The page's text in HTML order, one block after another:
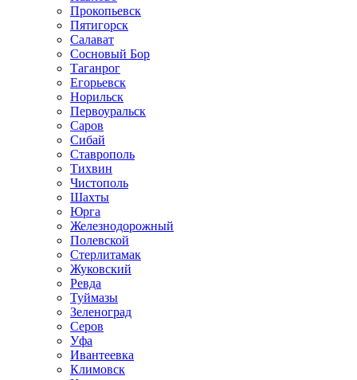
Прокопьевск
Пятигорск
Салават
Сосновый Бор
Таганрог
Егорьевск
Норильск
Первоуральск
Саров
Сибай
Ставрополь
Тихвин
Чистополь
Шахты
Юрга
Железнодорожный
Полевской
Стерлитамак
Жуковский
Ревда
Туймазы
Зеленоград
Серов
Уфа
Ивантеевка
Климовск